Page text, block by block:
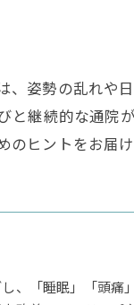
、姿勢の乱れや
と継続的な通院
ヒントをお届け
、「睡眠」「頭痛